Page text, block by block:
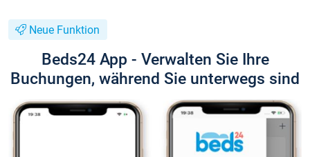
Neue Funktion
Beds24 App - Verwalten Sie Ihre
Buchungen, während Sie unterwegs sind